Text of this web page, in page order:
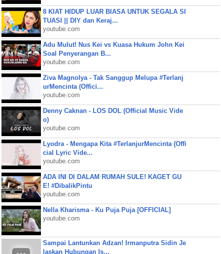
8 KIAT HIDUP LUAR BIASA UNTUK SEGALA SI
TUASI || DIY dan Keraj...
youtube.com
Adu Mulut! Nus Kei vs Kuasa Hukum John Kei
Soal Penyerangan B...
youtube.com
Ziva Magnolya - Tak Sanggup Melupa #Terlanj
urMencinta (Offici...
youtube.com
Denny Caknan - LOS DOL (Official Music Vide
o)
youtube.com
Lyodra - Mengapa Kita #TerlanjurMencinta (Offi
cial Lyric Vide...
youtube.com
ADA INI DI DALAM RUMAH SULE! KAGET GU
E! #DibalikPintu
youtube.com
Nella Kharisma - Ku Puja Puja [OFFICIAL]
youtube.com
Sampai Lantunkan Adzan! Irmanputra Sidin Je
laskan Hubungan Is...